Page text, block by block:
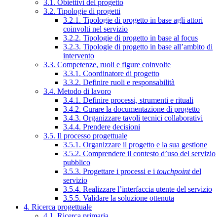
3.1. Obiettivi del progetto
3.2. Tipologie di progetti
3.2.1. Tipologie di progetto in base agli attori
coinvolti nel servizio
3.2.2. Tipologie di progetto in base al focus
3.2.3. Tipologie di progetto in base all’ambito di
intervento
3.3. Competenze, ruoli e figure coinvolte
3.3.1. Coordinatore di progetto
3.3.2. Definire ruoli e responsabilità
3.4. Metodo di lavoro
3.4.1. Definire processi, strumenti e rituali
3.4.2. Curare la documentazione di progetto
3.4.3. Organizzare tavoli tecnici collaborativi
3.4.4. Prendere decisioni
3.5. Il processo progettuale
3.5.1. Organizzare il progetto e la sua gestione
3.5.2. Comprendere il contesto d’uso del servizio
pubblico
3.5.3. Progettare i processi e i touchpointdel
servizio
3.5.4. Realizzare l’interfaccia utente del servizio
3.5.5. Validare la soluzione ottenuta
4. Ricerca progettuale